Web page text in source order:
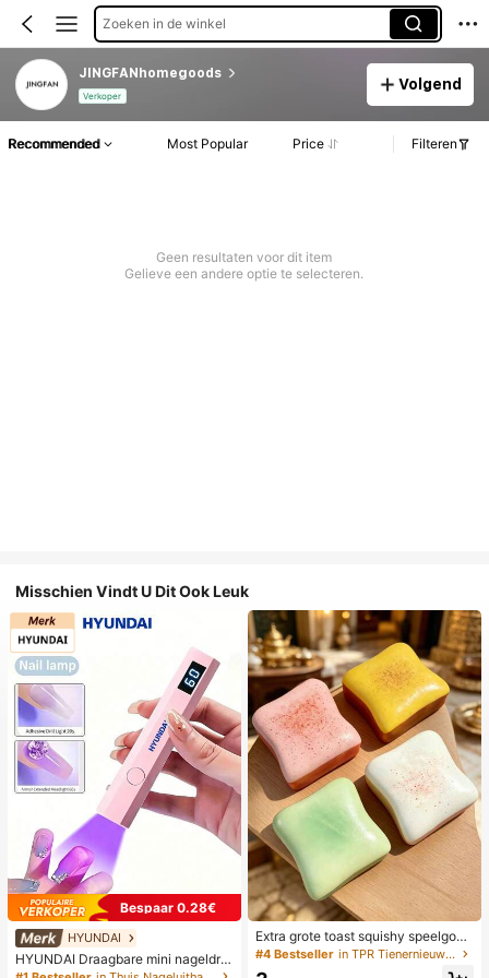
Zoeken in de winkel
JINGFANhomegoods
Verkoper
Volgend
Recommended Most Popular Price Filteren
Geen resultaten voor dit item
Gelieve een andere optie te selecteren.
Misschien Vindt U Dit Ook Leuk
Bespaar 0.28€
HYUNDAI
HYUNDAI Draagbare mini nageldro
ger, oplaadbare handlamp UV/LED
Extra grote toast squishy speelgoe
d, superzachte boter toast stressve
#4 Bestseller in TPR Tienernieuwigheid en grappenspeelgoed